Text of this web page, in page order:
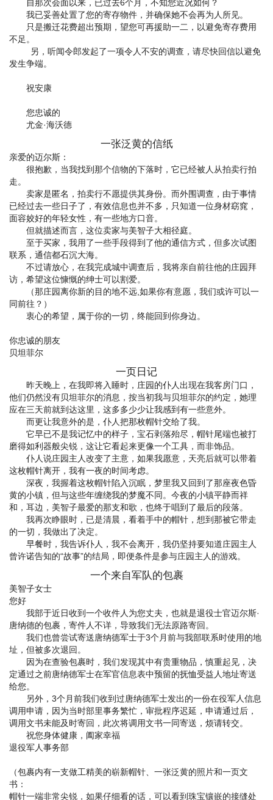
自那次会面以来，已过去6个月，不知您近况如何？
我已妥善处置了您的寄存物件，并确保她不会再为人所见。
只是搬迁花费超出预期，望您可再援助一二，以避免寄存费用
不足。
另，听闻令郎发起了一项令人不安的调查，请尽快回信以避免
发生争端。
祝安康
您忠诚的
尤金·海沃德
一张泛黄的信纸
亲爱的迈尔斯：
很抱歉，当我找到那个信物的下落时，它已经被人从拍卖行拍
走。
卖家是匿名，拍卖行不愿提供其身份。而外围调查，由于事情
已经过去一些日子了，有效信息也并不多，只知道一位身材窈窕，
面容姣好的年轻女性，有一些地方口音。
但就描述而言，这位卖家与美智子大相径庭。
至于买家，我用了一些手段得到了他的通信方式，但多次试图
联系，通信都石沉大海。
不过请放心，在我完成城中调查后，我将亲自前往他的庄园拜
访，希望这位慷慨的绅士可以割爱。
（那庄园离你新的目的地不远,如果你有意愿，我们或许可以一
同前往？）
衷心的希望，属于你的一切，终能回到你身边。
你忠诚的朋友
贝坦菲尔
一页日记
昨天晚上，在我即将入睡时，庄园的仆人出现在我客房门口，
他们仍然没有贝坦菲尔的消息，按当初我与贝坦菲尔的约定，她理
应在三天前就到达这里，这多多少少让我感到有一些意外。
而更让我意外的是，仆人把那枚帽针交给了我。
它早已不是我记忆中的样子，宝石剥落殆尽，帽针尾端也被打
磨得如利器般尖锐，这让它看起来更像一个工具，而非饰品。
仆人说庄园主人改变了主意，如果我愿意，天亮后就可以带着
这枚帽针离开，我有一夜的时间考虑。
深夜，我握着这枚帽针陷入沉眠，梦里我又回到了那座夜色昏
黄的小镇，但与这些年缠绕我的梦魔不同。今夜的小镇平静而祥
和，耳边，美智子最爱的那支和歌，也终于唱到了最后的段落。
我再次睁眼时，已是清晨，看着手中的帽针，想到那被它带走
的一切，我做出了决定。
早餐时，我告诉仆人，我不会离开，我仍坚持要知道庄园主人
曾许诺告知的“故事”的结局，即便条件是参与庄园主人的游戏。
一个来自军队的包裹
美智子女士
您好
我部于近日收到一个收件人为您丈夫，也就是退役士官迈尔斯·
唐纳德的包裹，寄件人不详，导致我们无法原路寄回。
我们也曾尝试寄送唐纳德军士于3个月前与我部联系时使用的地
址，但被多次退回。
因为在查验包裹时，我们发现其中有贵重物品，慎重起见，决
定通过之前唐纳德军士在军官信息表中预留的抚恤受益人地址寄送
给您。
另外，3个月前我们收到过唐纳德军士发出的一份在役军人信息
调用申请，因为当时部里事务繁忙，审批程序迟延，申请通过后，
调用文书未能及时寄回，此次将调用文书一同寄送，烦请转交。
祝您身体健康，阖家幸福
退役军人事务部
（包裹内有一支做工精美的崭新帽针、一张泛黄的照片和一页文
书：
帽针一端非常尖锐，如果仔细看的话，可以看到珠宝镶嵌的接缝处